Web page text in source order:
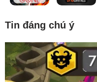
Tin đáng chú ý